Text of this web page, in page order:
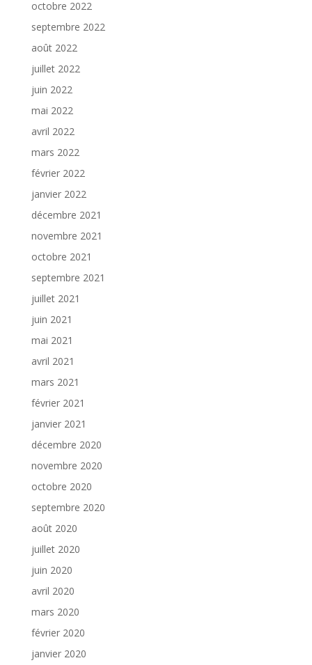
octobre 2022
septembre 2022
août 2022
juillet 2022
juin 2022
mai 2022
avril 2022
mars 2022
février 2022
janvier 2022
décembre 2021
novembre 2021
octobre 2021
septembre 2021
juillet 2021
juin 2021
mai 2021
avril 2021
mars 2021
février 2021
janvier 2021
décembre 2020
novembre 2020
octobre 2020
septembre 2020
août 2020
juillet 2020
juin 2020
avril 2020
mars 2020
février 2020
janvier 2020